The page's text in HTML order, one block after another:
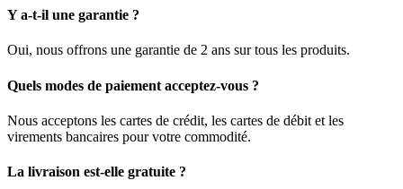
Y a-t-il une garantie ?
Oui, nous offrons une garantie de 2 ans sur tous les produits.
Quels modes de paiement acceptez-vous ?
Nous acceptons les cartes de crédit, les cartes de débit et les
virements bancaires pour votre commodité.
La livraison est-elle gratuite ?